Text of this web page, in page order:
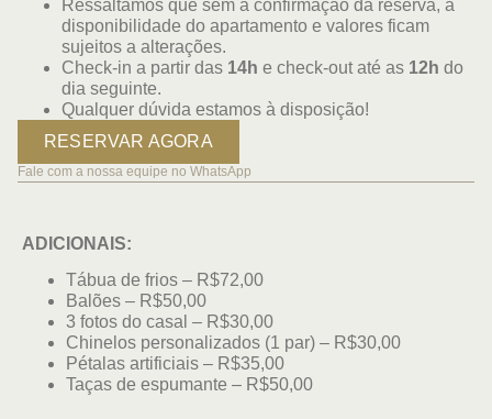
Ressaltamos que sem a confirmação da reserva, a
disponibilidade do apartamento e valores ficam
sujeitos a alterações.
Check-in a partir das 14h e check-out até as 12h do
dia seguinte.
Qualquer dúvida estamos à disposição!
RESERVAR AGORA
Fale com a nossa equipe no WhatsApp
ADICIONAIS:
Tábua de frios – R$72,00
Balões – R$50,00
3 fotos do casal – R$30,00
Chinelos personalizados (1 par) – R$30,00
Pétalas artificiais – R$35,00
Taças de espumante – R$50,00